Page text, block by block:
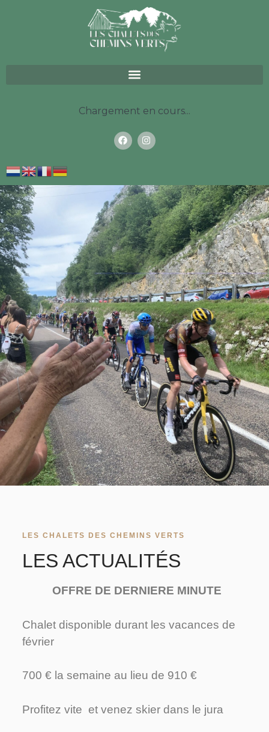
Chargement en cours...
LES CHALETS DES CHEMINS VERTS
LES ACTUALITÉS
OFFRE DE DERNIERE MINUTE
Chalet disponible durant les vacances de
février
700 € la semaine au lieu de 910 €
Profitez vite et venez skier dans le jura